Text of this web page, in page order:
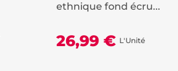
ethnique fond écru...
26,99 € L'Unité